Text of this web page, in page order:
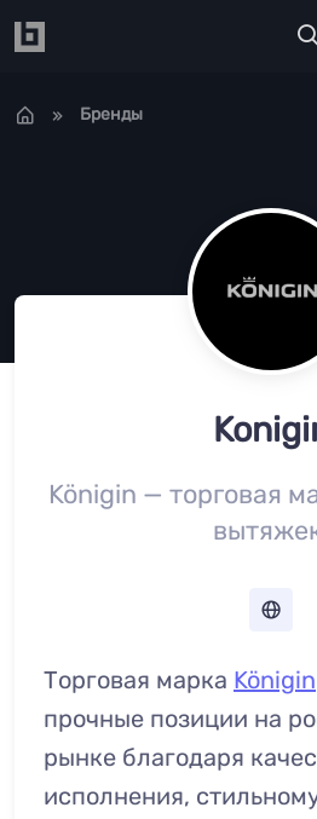
Бренды
Königin — торговая
Торговая марка Königin
прочные позиции на
рынке благодаря
исполнения,